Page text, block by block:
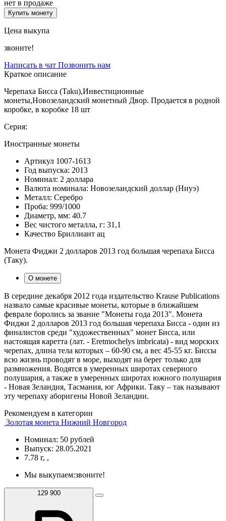
нет в продаже
Купить монету
Цена выкупа
звоните!
Написать в чат Позвонить нам
Краткое описание
Черепаха Бисса (Taku),Инвестиционные
монеты,Новозеландский монетный Двор. Продается в родной
коробке, в коробке 18 шт
Серия:
Иностранные монеты
Артикул 1007-1613
Год выпуска: 2013
Номинал: 2 доллара
Валюта номинала: Новозеландский доллар (Ниуэ)
Металл: Серебро
Проба: 999/1000
Диаметр, мм: 40.7
Вес чистого металла, г: 31,1
Качество Бриллиант ац
Монета Фиджи 2 долларов 2013 год большая черепаха Бисса
(Таку).
О монете
В середине декабря 2012 года издательство Krause Publications
назвало самые красивые монеты, которые в ближайшем
феврале боролись за звание "Монеты года 2013". Монета
Фиджи 2 долларов 2013 год большая черепаха Бисса - один из
финалистов среди "художественных" монет Бисса, или
настоящая каретта (лат. - Eretmochelys imbricata) - вид морских
черепах, длина тела которых – 60-90 см, а вес 45-55 кг. Биссы
всю жизнь проводят в море, выходят на берег только для
размножения. Водятся в умеренных широтах северного
полушария, а также в умеренных широтах южного полушария
- Новая Зеландия, Тасмания, юг Африки. Таку – так называют
эту черепаху аборигены Новой Зеландии.
Рекомендуем в категории
Золотая монета Нижний Новгород
Номинал: 50 рублей
Выпуск: 28.05.2021
7.78 г, ,
Мы выкупаем:звоните!
129 900